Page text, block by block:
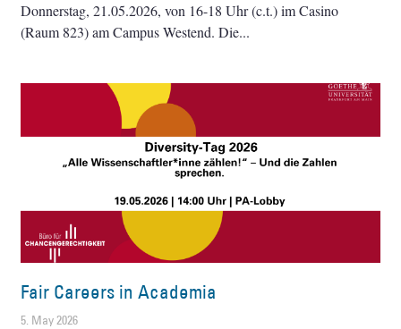
Donnerstag, 21.05.2026, von 16-18 Uhr (c.t.) im Casino
(Raum 823) am Campus Westend. Die
Fair Careers in Academia
5. May 2026